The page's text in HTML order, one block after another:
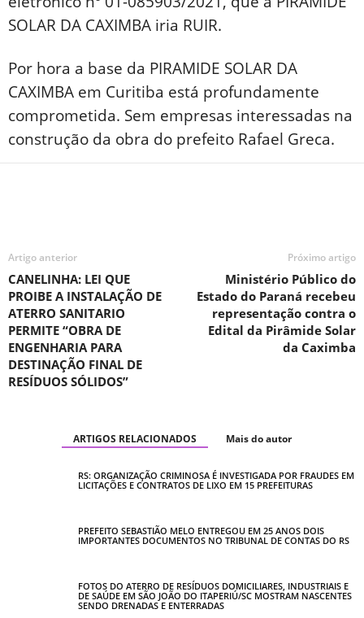
SOLAR DA CAXIMBA iria RUIR.
Por hora a base da PIRAMIDE SOLAR DA
CAXIMBA em Curitiba está profundamente
comprometida. Sem empresas interessadas na
construção da obra do prefeito Rafael Greca.
Artigo anterior
CANELINHA: LEI QUE
PROIBE A INSTALAÇÃO DE
ATERRO SANITARIO
PERMITE “OBRA DE
ENGENHARIA PARA
DESTINAÇÃO FINAL DE
RESÍDUOS SÓLIDOS”
Próximo artigo
Ministério Público do
Estado do Paraná recebeu
representação contra o
Edital da Pirâmide Solar
da Caximba
ARTIGOS RELACIONADOS Mais do autor
RS: ORGANIZAÇÃO CRIMINOSA É INVESTIGADA POR FRAUDES EM
LICITAÇÕES E CONTRATOS DE LIXO EM 15 PREFEITURAS
PREFEITO SEBASTIÃO MELO ENTREGOU EM 25 ANOS DOIS
IMPORTANTES DOCUMENTOS NO TRIBUNAL DE CONTAS DO RS
FOTOS DO ATERRO DE RESÍDUOS DOMICILIARES, INDUSTRIAIS E
DE SAÚDE EM SÃO JOÃO DO ITAPERIÚ/SC MOSTRAM NASCENTES
SENDO DRENADAS E ENTERRADAS